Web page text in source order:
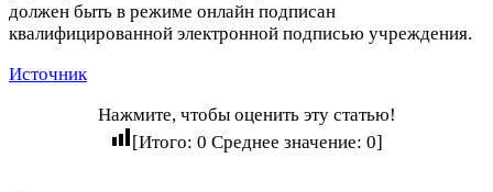
должен быть в режиме онлайн подписан
квалифицированной электронной подписью учреждения.
Источник
Нажмите, чтобы оценить эту статью!
[Итого: 0 Среднее значение: 0]